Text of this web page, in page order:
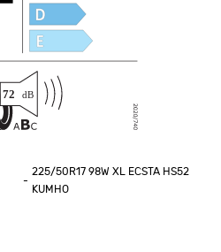
225/50R17 98W XL ECSTA HS52
KUMHO